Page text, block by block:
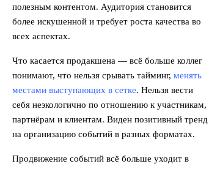
полезным контентом. Аудитория становится
более искушенной и требует роста качества во
всех аспектах.
Что касается продакшена — всё больше коллег
понимают, что нельзя срывать тайминг, менять
местами выступающих в сетке. Нельзя вести
себя неэкологично по отношению к участникам,
партнёрам и клиентам. Виден позитивный тренд
на организацию событий в разных форматах.
Продвижение событий всё больше уходит в